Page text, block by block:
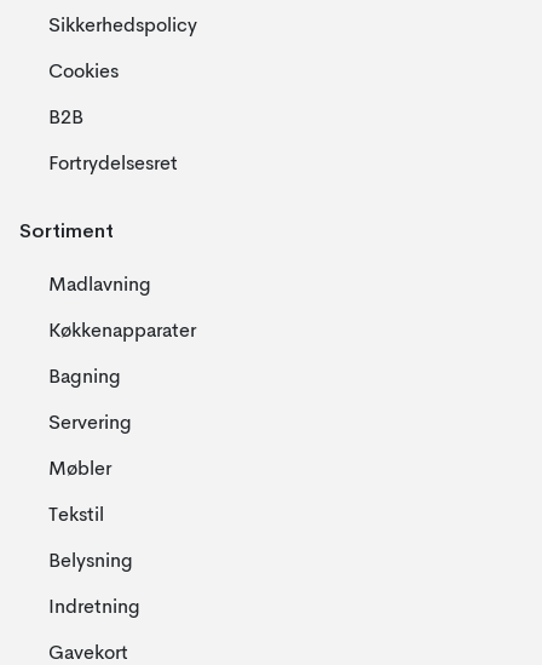
Sikkerhedspolicy
Cookies
B2B
Fortrydelsesret
Sortiment
Madlavning
Køkkenapparater
Bagning
Servering
Møbler
Tekstil
Belysning
Indretning
Gavekort